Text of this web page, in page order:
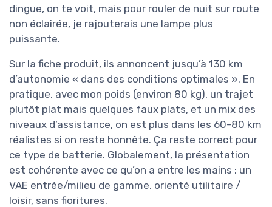
dingue, on te voit, mais pour rouler de nuit sur route
non éclairée, je rajouterais une lampe plus
puissante.
Sur la fiche produit, ils annoncent jusqu’à 130 km
d’autonomie « dans des conditions optimales ». En
pratique, avec mon poids (environ 80 kg), un trajet
plutôt plat mais quelques faux plats, et un mix des
niveaux d’assistance, on est plus dans les 60-80 km
réalistes si on reste honnête. Ça reste correct pour
ce type de batterie. Globalement, la présentation
est cohérente avec ce qu’on a entre les mains : un
VAE entrée/milieu de gamme, orienté utilitaire /
loisir, sans fioritures.